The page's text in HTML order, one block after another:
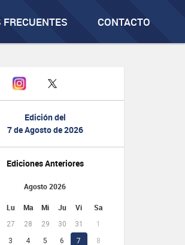
FRECUENTES CONTACTO
Edición del
7 de Agosto de 2026
Ediciones Anteriores
Agosto 2026
Lu Ma Mi Ju Vi Sa
27 28 29 30 31
1
3 4 5 6 7
8